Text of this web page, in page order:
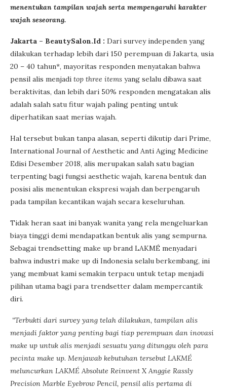
menentukan tampilan wajah serta mempengaruhi karakter
wajah seseorang.
Jakarta – BeautySalon.Id : Dari survey independen yang
dilakukan terhadap lebih dari 150 perempuan di Jakarta, usia
20 – 40 tahun*, mayoritas responden menyatakan bahwa
pensil alis menjadi top three items yang selalu dibawa saat
beraktivitas, dan lebih dari 50% responden mengatakan alis
adalah salah satu fitur wajah paling penting untuk
diperhatikan saat merias wajah.
Hal tersebut bukan tanpa alasan, seperti dikutip dari Prime,
International Journal of Aesthetic and Anti Aging Medicine
Edisi Desember 2018, alis merupakan salah satu bagian
terpenting bagi fungsi aesthetic wajah, karena bentuk dan
posisi alis menentukan ekspresi wajah dan berpengaruh
pada tampilan kecantikan wajah secara keseluruhan.
Tidak heran saat ini banyak wanita yang rela mengeluarkan
biaya tinggi demi mendapatkan bentuk alis yang sempurna.
Sebagai trendsetting make up brand LAKMÉ menyadari
bahwa industri make up di Indonesia selalu berkembang, ini
yang membuat kami semakin terpacu untuk tetap menjadi
pilihan utama bagi para trendsetter dalam mempercantik
diri.
“Terbukti dari survey yang telah dilakukan, tampilan alis
menjadi faktor yang penting bagi tiap perempuan dan inovasi
make up untuk alis menjadi sesuatu yang ditunggu oleh para
pecinta make up. Menjawab kebutuhan tersebut LAKMÉ
meluncurkan LAKMÉ Absolute Reinvent X Anggie Rassly
Precision Marble Eyebrow Pencil, pensil alis pertama di